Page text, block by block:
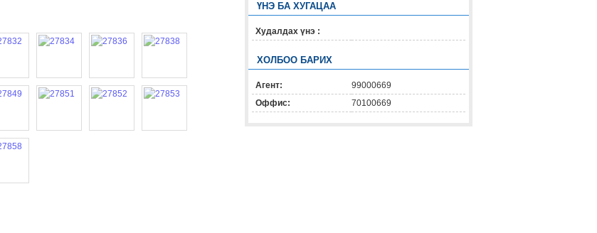
ҮНЭ БА ХУГАЦАА
Худалдах үнэ :
ХОЛБОО БАРИХ
Агент:
99000669
Оффис:
70100669